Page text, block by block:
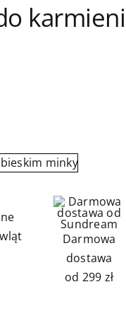
Darmowa
dostawa
od 299 zł